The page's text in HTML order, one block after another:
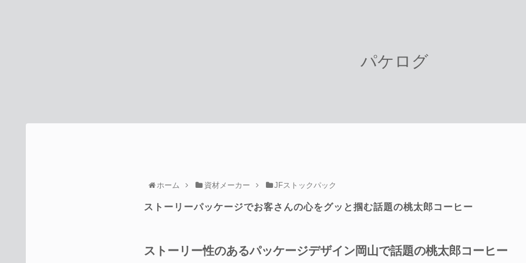
パケログ
ホーム 資材メーカー JFストックパック
ストーリーパッケージでお客さんの心をグッと掴む話題の桃太郎コーヒー
ストーリー性のあるパッケージデザイン岡山で話題の桃太郎コーヒー